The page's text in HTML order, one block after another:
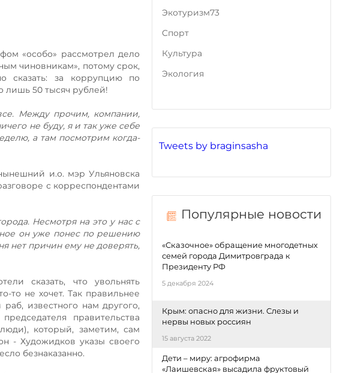
«особо» рассмотрел дело
чиновникам», потому срок,
сказать: за коррупцию по
лишь 50 тысяч рублей!
Между прочим, компании,
не буду, я и так уже себе
а там посмотрим когда-
и.о. мэр Ульяновска
с корреспондентами
Несмотря на это у нас с
он уже понес по решению
нет причин ему не доверять,
сказать, что увольнять
то не хочет. Так правильнее
известного нам другого,
правительства
который, заметим, сам
- Художидков указы своего
безнаказанно.
Tweets by braginsasha
Популярные новости
«Сказочное» обращение многодетных
семей города Димитровграда к
Президенту РФ
5 декабря 2024
Крым: опасно для жизни. Слезы и
нервы новых россиян
15 августа 2022
Дети – миру: агрофирма
«Лаишевская» высадила фруктовый
Экотуризм73
Cпорт
Культура
Экология